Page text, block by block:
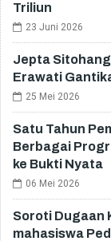
Triliun
23 Juni 2026
Jepta Sitohang
Erawati
25 Mei 2026
Satu Tahun
Berbagai
ke Bukti Nyata
06 Mei 2026
Soroti Dugaan
mahasiswa